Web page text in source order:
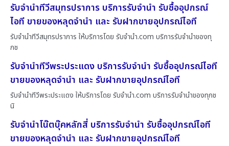
รับจำนำทีวีสมุทรปราการ บริการรับจำนำ รับซื้ออุปกรณ์
ไอที ขายของหลุดจำนำ และ รับฝากขายอุปกรณ์ไอที
รับจำนำทีวีสมุทรปราการ ให้บริการโดย รับจํานํา.com บริการรับจำนำของทุ
กช
รับจำนำทีวีพระประแดง บริการรับจำนำ รับซื้ออุปกรณ์ไอที
ขายของหลุดจำนำ และ รับฝากขายอุปกรณ์ไอที
รับจำนำทีวีพระประแดง ให้บริการโดย รับจํานํา.com บริการรับจำนำของทุกช
นิ
รับจำนำโน๊ตบุ๊คหลักสี่ บริการรับจำนำ รับซื้ออุปกรณ์ไอที
ขายของหลุดจำนำ และ รับฝากขายอุปกรณ์ไอที